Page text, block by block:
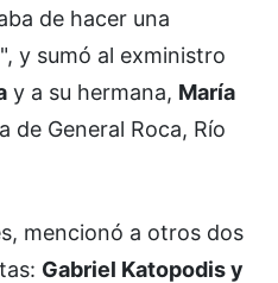
de hacer una
y sumó al exministro
y a su hermana, María
de General Roca, Río
mencionó a otros dos
Gabriel Katopodis y